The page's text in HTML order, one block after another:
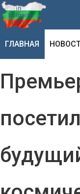
ГЛАВНАЯ
посетил